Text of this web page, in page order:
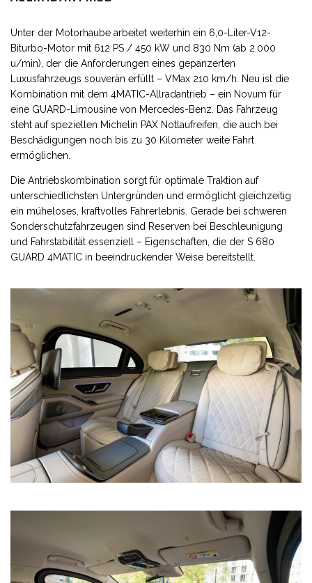
Unter der Motorhaube arbeitet weiterhin ein 6,0-Liter-V12-
Biturbo-Motor mit 612 PS / 450 kW und 830 Nm (ab 2.000
u/min), der die Anforderungen eines gepanzerten
Luxusfahrzeugs souverän erfüllt – VMax 210 km/h. Neu ist die
Kombination mit dem 4MATIC-Allradantrieb – ein Novum für
eine GUARD-Limousine von Mercedes-Benz. Das Fahrzeug
steht auf speziellen Michelin PAX Notlaufreifen, die auch bei
Beschädigungen noch bis zu 30 Kilometer weite Fahrt
ermöglichen.
Die Antriebskombination sorgt für optimale Traktion auf
unterschiedlichsten Untergründen und ermöglicht gleichzeitig
ein müheloses, kraftvolles Fahrerlebnis. Gerade bei schweren
Sonderschutzfahrzeugen sind Reserven bei Beschleunigung
und Fahrstabilität essenziell – Eigenschaften, die der S 680
GUARD 4MATIC in beeindruckender Weise bereitstellt.